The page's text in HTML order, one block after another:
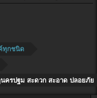
ทุกชนิด
ครปฐม สะดวก สะอาด ปลอยภัย